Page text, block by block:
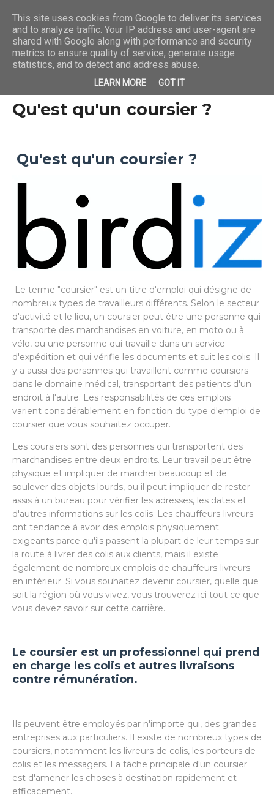
Qu'est qu'un coursier ?
Qu'est qu'un coursier ?
Le terme "coursier" est un titre d'emploi qui désigne de
nombreux types de travailleurs différents. Selon le secteur
d'activité et le lieu, un coursier peut être une personne qui
transporte des marchandises en voiture, en moto ou à
vélo, ou une personne qui travaille dans un service
d'expédition et qui vérifie les documents et suit les colis. Il
y a aussi des personnes qui travaillent comme coursiers
dans le domaine médical, transportant des patients d'un
endroit à l'autre. Les responsabilités de ces emplois
varient considérablement en fonction du type d'emploi de
coursier que vous souhaitez occuper.
Les coursiers sont des personnes qui transportent des
marchandises entre deux endroits. Leur travail peut être
physique et impliquer de marcher beaucoup et de
soulever des objets lourds, ou il peut impliquer de rester
assis à un bureau pour vérifier les adresses, les dates et
d'autres informations sur les colis. Les chauffeurs-livreurs
ont tendance à avoir des emplois physiquement
exigeants parce qu'ils passent la plupart de leur temps sur
la route à livrer des colis aux clients, mais il existe
également de nombreux emplois de chauffeurs-livreurs
en intérieur. Si vous souhaitez devenir coursier, quelle que
soit la région où vous vivez, vous trouverez ici tout ce que
vous devez savoir sur cette carrière.
Le coursier est un professionnel qui prend
en charge les colis et autres livraisons
contre rémunération.
Ils peuvent être employés par n'importe qui, des grandes
entreprises aux particuliers. Il existe de nombreux types de
coursiers, notamment les livreurs de colis, les porteurs de
colis et les messagers. La tâche principale d'un coursier
est d'amener les choses à destination rapidement et
efficacement.
This site uses cookies from Google to deliver its services
and to analyze traffic. Your IP address and user-agent are
shared with Google along with performance and security
metrics to ensure quality of service, generate usage
statistics, and to detect and address abuse.
LEARN MORE GOT IT